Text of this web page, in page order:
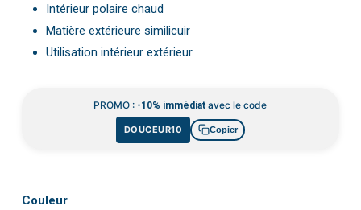
Intérieur polaire chaud
Matière extérieure similicuir
Utilisation intérieur extérieur
PROMO : -10% immédiat avec le code
DOUCEUR10 Copier
Couleur